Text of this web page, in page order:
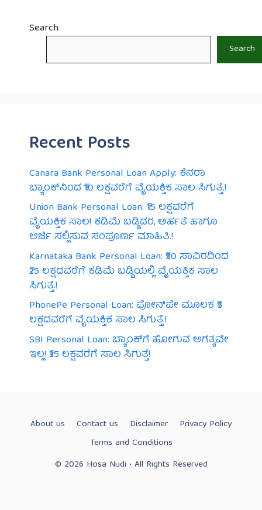
Search
Search
Recent Posts
Canara Bank Personal Loan Apply: ಕೆನರಾ
ಬ್ಯಾಂಕ್‌ನಿಂದ ₹10 ಲಕ್ಷವರೆಗೆ ವೈಯಕ್ತಿಕ ಸಾಲ ಸಿಗುತ್ತೆ.!
Union Bank Personal Loan: ₹15 ಲಕ್ಷವರೆಗೆ
ವೈಯಕ್ತಿಕ ಸಾಲ! ಕಡಿಮೆ ಬಡ್ಡಿದರ, ಅರ್ಹತೆ ಹಾಗೂ
ಅರ್ಜಿ ಸಲ್ಲಿಸುವ ಸಂಪೂರ್ಣ ಮಾಹಿತಿ.!
Karnataka Bank Personal Loan: ₹50 ಸಾವಿರದಿಂದ
₹25 ಲಕ್ಷದವರೆಗೆ ಕಡಿಮೆ ಬಡ್ಡಿಯಲ್ಲಿ ವೈಯಕ್ತಿಕ ಸಾಲ
ಸಿಗುತ್ತೆ.!
PhonePe Personal Loan: ಫೋನ್‌ಪೇ ಮೂಲಕ ₹5
ಲಕ್ಷದವರೆಗೆ ವೈಯಕ್ತಿಕ ಸಾಲ ಸಿಗುತ್ತೆ.!
SBI Personal Loan: ಬ್ಯಾಂಕ್‌ಗೆ ಹೋಗುವ ಅಗತ್ಯವೇ
ಇಲ್ಲ! ₹35 ಲಕ್ಷವರೆಗೆ ಸಾಲ ಸಿಗುತ್ತೆ!
About us Contact us Disclaimer
Privacy Policy
Terms and Conditions
© 2026 Hosa Nudi • All Rights Reserved